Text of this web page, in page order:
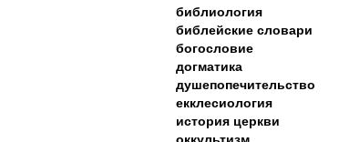
библиология
библейские словари
богословие
догматика
душепопечительство
екклесиология
история церкви